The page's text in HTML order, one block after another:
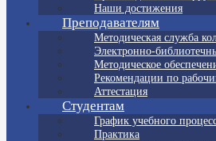
Наши достижения
Преподавателям
Методическая служба
Электронно-
Методическое
Рекомендации по
Аттестация
Студентам
График учебного
Практика